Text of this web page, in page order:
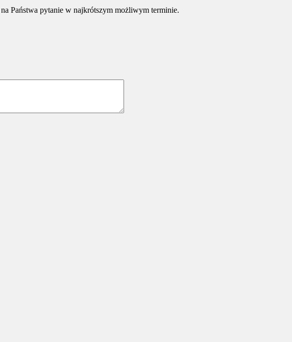
Państwa pytanie w najkrótszym możliwym terminie.